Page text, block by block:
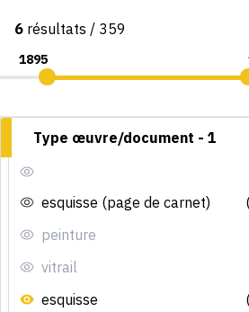
Consultation par image
6 résultats / 359
Type œuvre/document - 1
esquisse (page de carnet)
peinture
vitrail
esquisse